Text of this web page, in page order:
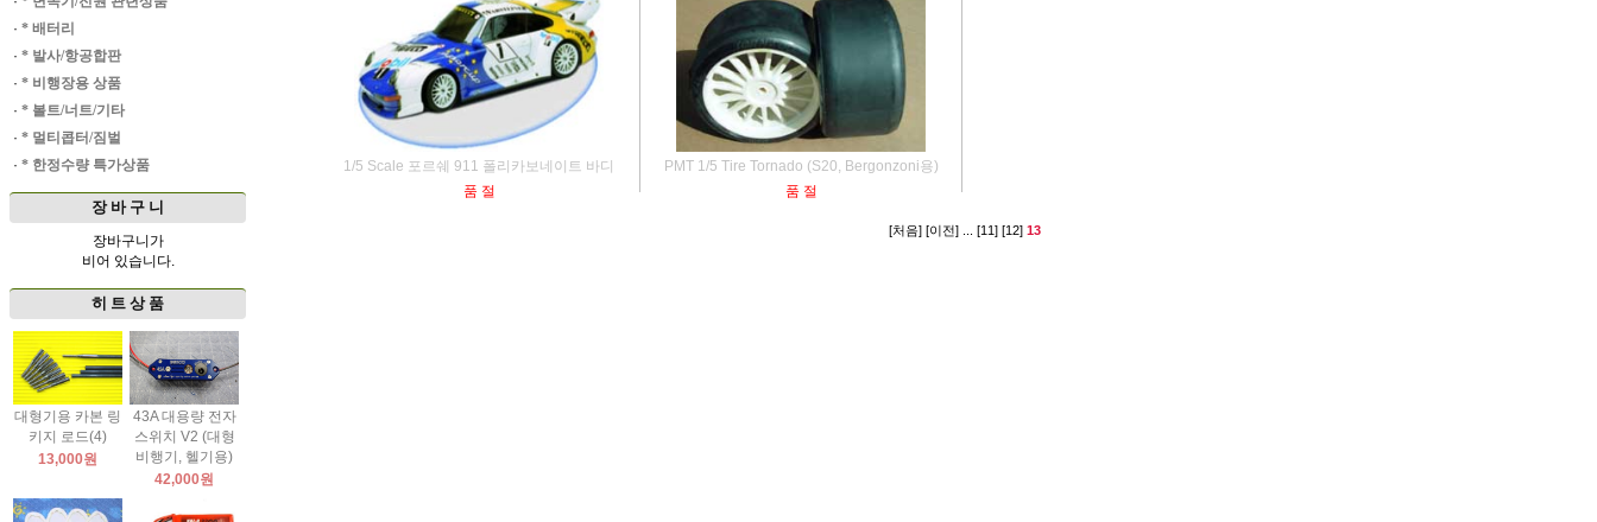
· * 배터리
· * 발사/항공합판
· * 비행장용 상품
· * 볼트/너트/기타
· * 멀티콥터/짐벌
· * 한정수량 특가상품
장 바 구 니
장바구니가
비어 있습니다.
히 트 상 품
대형기용 카본 링
키지 로드(4)
13,000원
43A 대용량 전자
스위치 V2 (대형
비행기, 헬기용)
42,000원
1/5 Scale 포르쉐 911 폴리카보네이트 바디
품 절
PMT 1/5 Tire Tornado (S20, Bergonzoni용)
품 절
[처음] [이전] [11] [12] 13